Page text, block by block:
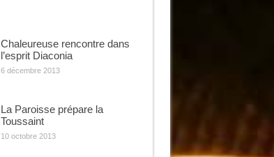
Chaleureuse rencontre dans
l’esprit Diaconia
6 décembre 2013
La Paroisse prépare la
Toussaint
10 octobre 2013